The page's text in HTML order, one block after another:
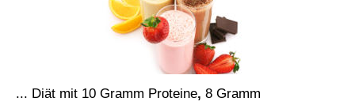
... Diät mit 10 Gramm Proteine, 8 Gramm